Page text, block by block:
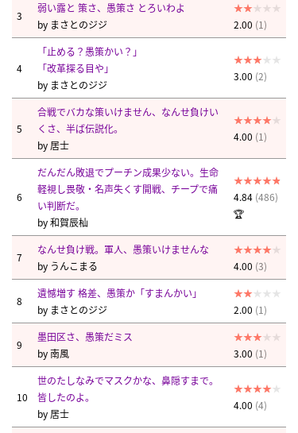
3
弱い露と 策さ、愚策さ とろいわよ
by まさとのジジ 2.00 (1)
4
「止める？愚策かい？」
「改革探る目や」
by まさとのジジ
3.00 (2)
5
合戦でバカな策いけません、なんせ負けい
くさ、半ば伝説化。
by 居士
4.00 (1)
6
だんだん敗退でプーチン成果少ない。生命
軽視し畏敬・名声失くす開戦、チープで痛
い判断だ。
by和賀辰杣
4.84 (486)
🏆
7
なんせ負け戦。軍人、愚策いけませんな
by うんこまる 4.00 (3)
8
遺憾増す 格差、愚策か「すまんかい」
by まさとのジジ 2.00 (1)
9
墨田区さ、愚策だミス
by南風 3.00 (1)
10
世のたしなみでマスクかな、鼻隠すまで。
皆したのよ。
by 居士
4.00 (4)